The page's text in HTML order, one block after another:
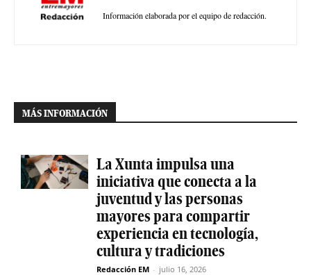
Información elaborada por el equipo de redacción.
MÁS INFORMACIÓN
La Xunta impulsa una
iniciativa que conecta a la
juventud y las personas
mayores para compartir
experiencia en tecnología,
cultura y tradiciones
Redacción EM - julio 16, 2026